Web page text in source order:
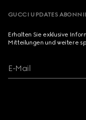
GUCCI UPDATES
Erhalten Sie exklusive
Mitteilungen und weitere
E-Mail